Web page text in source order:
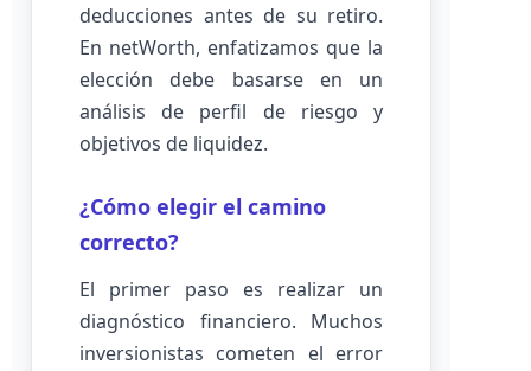
deducciones antes de su retiro.
En netWorth, enfatizamos que la
elección debe basarse en un
análisis de perfil de riesgo y
objetivos de liquidez.
¿Cómo elegir el camino
correcto?
El primer paso es realizar un
diagnóstico financiero. Muchos
inversionistas cometen el error